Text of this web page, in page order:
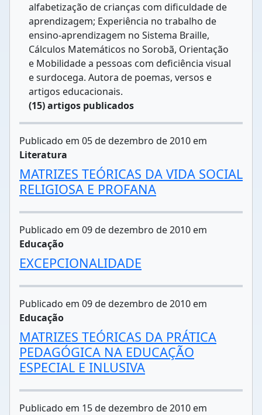
alfabetização de crianças com dificuldade de
aprendizagem; Experiência no trabalho de
ensino-aprendizagem no Sistema Braille,
Cálculos Matemáticos no Sorobã, Orientação
e Mobilidade a pessoas com deficiência visual
e surdocega. Autora de poemas, versos e
artigos educacionais.
(15) artigos publicados
Publicado em 05 de dezembro de 2010 em
Literatura
MATRIZES TEÓRICAS DA VIDA SOCIAL
RELIGIOSA E PROFANA
Publicado em 09 de dezembro de 2010 em
Educação
EXCEPCIONALIDADE
Publicado em 09 de dezembro de 2010 em
Educação
MATRIZES TEÓRICAS DA PRÁTICA
PEDAGÓGICA NA EDUCAÇÃO
ESPECIAL E INLUSIVA
Publicado em 15 de dezembro de 2010 em